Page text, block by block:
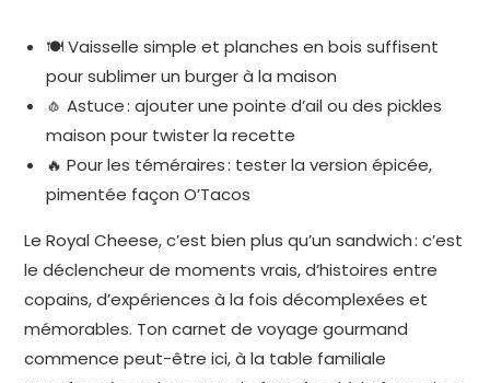
🍽 Vaisselle simple et planches en bois suffisent
pour sublimer un burger à la maison
🧄 Astuce : ajouter une pointe d’ail ou des pickles
maison pour twister la recette
🔥 Pour les téméraires : tester la version épicée,
pimentée façon O’Tacos
Le Royal Cheese, c’est bien plus qu’un sandwich : c’est
le déclencheur de moments vrais, d’histoires entre
copains, d’expériences à la fois décomplexées et
mémorables. Ton carnet de voyage gourmand
commence peut-être ici, à la table familiale